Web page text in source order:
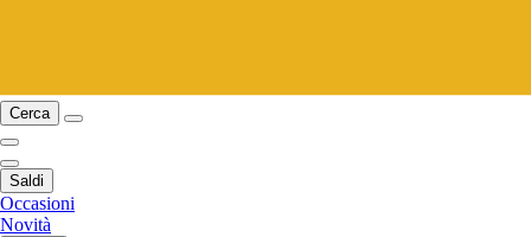
Cerca
Saldi
Occasioni
Novità